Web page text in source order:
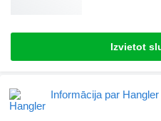
Izvietot
Informācija par Hangler